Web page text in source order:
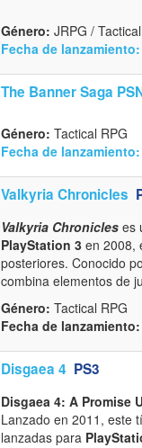
Género: JRPG /
Fecha de lanzamiento:
The Banner Saga
Género: Tactical RPG
Fecha de lanzamiento:
Valkyria Chronicles
Valkyria Chronicles es
PlayStation 3 en 2008,
posteriores. Conocido
combina elementos de
Género: Tactical RPG
Fecha de lanzamiento:
Disgaea 4 PS3
Disgaea 4: A Promise
Lanzado en 2011, este
lanzadas para